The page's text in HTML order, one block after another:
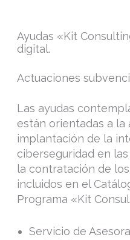
Ayudas «Kit
digital.
Actuaciones
Las ayudas
están orientadas a la
implantación de la
ciberseguridad en
la contratación de
incluidos en el
Programa «Kit
Servicio de